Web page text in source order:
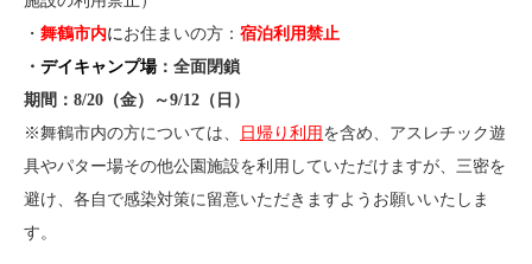
・ 舞鶴市内にお住まいの方： 宿泊利用禁止
・ デイキャンプ場：全面閉鎖
期間：8/20（金）～9/12（日）
※舞鶴市内の方については、
日帰り利用 を含め、アスレチック遊
具やパター場その他公園施設を利用していただけますが、三密を
避け、各自で感染対策に留意いただきますようお願いいたしま
す。